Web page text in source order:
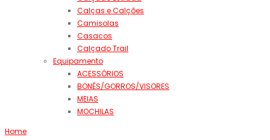
Calças e Calções
Camisolas
Casacos
Calçado Trail
Equipamento
ACESSÓRIOS
BONÉS/GORROS/VISORES
MEIAS
MOCHILAS
Home